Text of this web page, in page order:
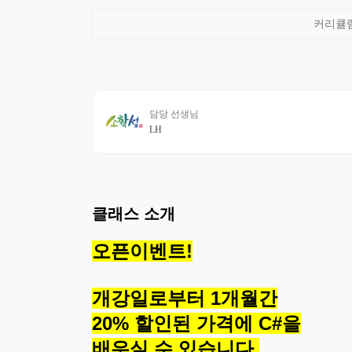
담당 선생님
LH
클래스 소개
오픈이벤트!
개강일로부터 1개월간
20% 할인된 가격에 C#을